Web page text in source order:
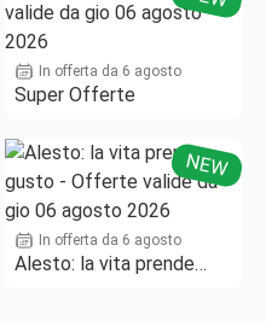
In offerta da 6 agosto
Super Offerte
NEW
In offerta da 6 agosto
Alesto: la vita prende